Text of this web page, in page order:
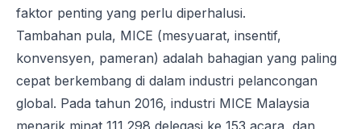
faktor penting yang perlu diperhalusi.
Tambahan pula, MICE (mesyuarat, insentif,
konvensyen, pameran) adalah bahagian yang paling
cepat berkembang di dalam industri pelancongan
global. Pada tahun 2016, industri MICE Malaysia